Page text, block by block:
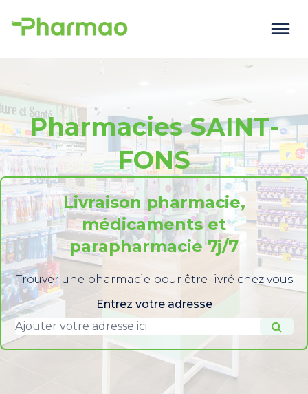
Pharmacies SAINT-
FONS
Livraison pharmacie,
médicaments et
parapharmacie 7j/7
Trouver une pharmacie pour être livré chez vous
Entrez votre adresse